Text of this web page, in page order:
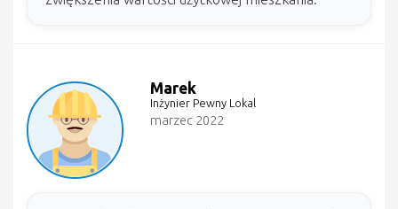
Marek
Inżynier Pewny Lokal
marzec 2022